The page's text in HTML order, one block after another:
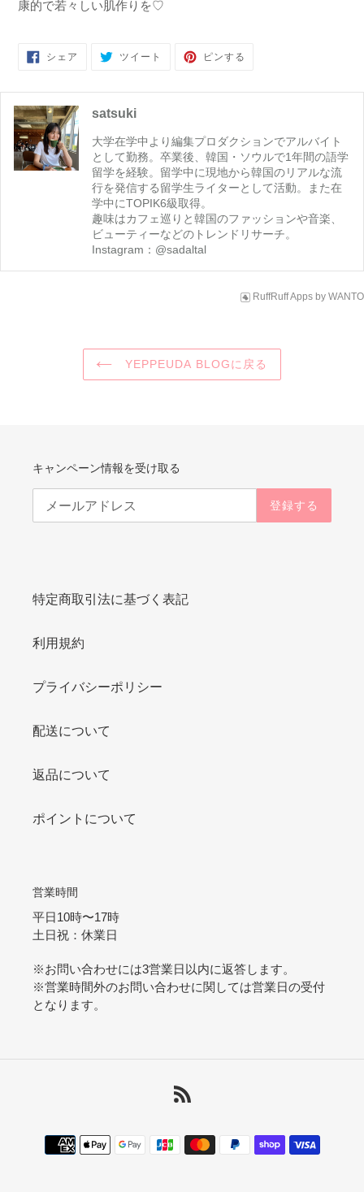
康的で若々しい肌作りを♡
シェア FACEBOOK
ア
る
ツイート
TWITTER
す
ピンする
す
satsuki
大学在学中より編集プロダクションでアルバイト
として勤務。卒業後、韓国・ソウルで1年間の語学
留学を経験。留学中に現地から韓国のリアルな流
行を発信する留学生ライターとして活動。また在
学中にTOPIK6級取得。
趣味はカフェ巡りと韓国のファッションや音楽、
ビューティーなどのトレンドリサーチ。
Instagram：@sadaltal
RuffRuff Apps by WANTO
YEPPEUDA BLOGに戻る
キャンペーン情報を受け取る
登録する
特定商取引法に基づく表記
利用規約
プライバシーポリシー
配送について
返品について
ポイントについて
営業時間
平日10時〜17時
土日祝：休業日
※お問い合わせには3営業日以内に返答します。
※営業時間外のお問い合わせに関しては営業日の受付
となります。
決
済